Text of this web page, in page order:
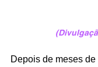
Depois de meses